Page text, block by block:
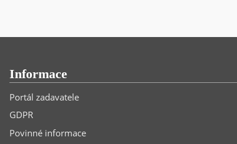
Informace
Portál zadavatele
GDPR
Povinné informace